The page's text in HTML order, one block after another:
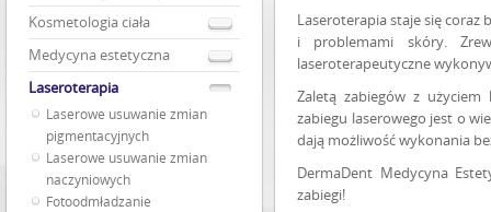
Laseroterapia staje się coraz
i problemami skóry.
laseroterapeutyczne
Zaletą zabiegów z użyciem
zabiegu laserowego jest o
dają możliwość wykonania
DermaDent Medycyna
zabiegi!
Kosmetologia ciała
Medycyna estetyczna
Laseroterapia
Laserowe usuwanie zmian
pigmentacyjnych
Laserowe usuwanie zmian
naczyniowych
Fotoodmładzanie